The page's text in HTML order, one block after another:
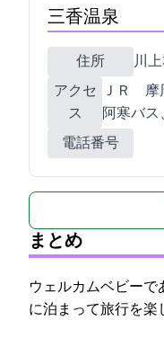
三香温泉
住所
川上
アクセ
ス
ＪＲ 摩
阿寒バス
電話番号
まとめ
ウェルカムベビー
に泊まって旅行を楽